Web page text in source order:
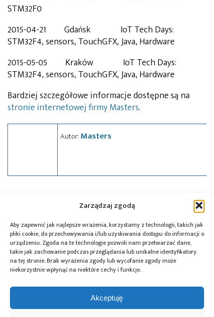
Zarządzaj zgodą
Aby zapewnić jak najlepsze wrażenia, korzystamy z technologii, takich jak
pliki cookie, do przechowywania i/lub uzyskiwania dostępu do informacji o
urządzeniu. Zgoda na te technologie pozwoli nam przetwarzać dane,
takie jak zachowanie podczas przeglądania lub unikalne identyfikatory
na tej stronie. Brak wyrażenia zgody lub wycofanie zgody może
niekorzystnie wpłynąć na niektóre cechy i funkcje.
Akceptuję
STM32F0
2015-04-21 Gdańsk IoT Tech Days:
STM32F4, sensors, TouchGFX, Java, Hardware
2015-05-05 Kraków IoT Tech Days:
STM32F4, sensors, TouchGFX, Java, Hardware
Bardziej szczegółowe informacje dostępne są na
stronie internetowej firmy Masters.
Autor:Masters
wydarzenia
Przeczytaj również:
Polska bez
DigiKey i Shawn